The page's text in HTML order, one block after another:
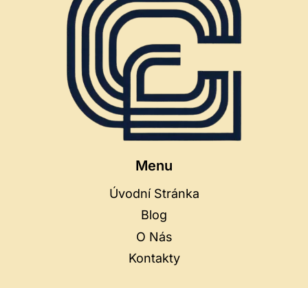
Menu
Úvodní Stránka
Blog
O Nás
Kontakty